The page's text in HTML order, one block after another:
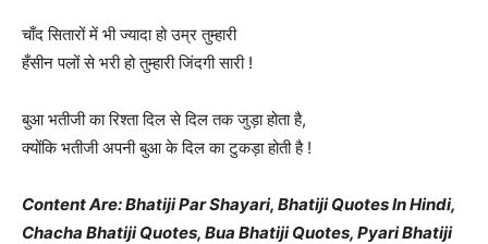
चाँद सितारों में भी ज्यादा हो उम्र तुम्हारी
हँसीन पलों से भरी हो तुम्हारी जिंदगी सारी !
बुआ भतीजी का रिश्ता दिल से दिल तक जुड़ा होता है,
क्योंकि भतीजी अपनी बुआ के दिल का टुकड़ा होती है !
Content Are: Bhatiji Par Shayari, Bhatiji Quotes In Hindi,
Chacha Bhatiji Quotes, Bua Bhatiji Quotes, Pyari Bhatiji